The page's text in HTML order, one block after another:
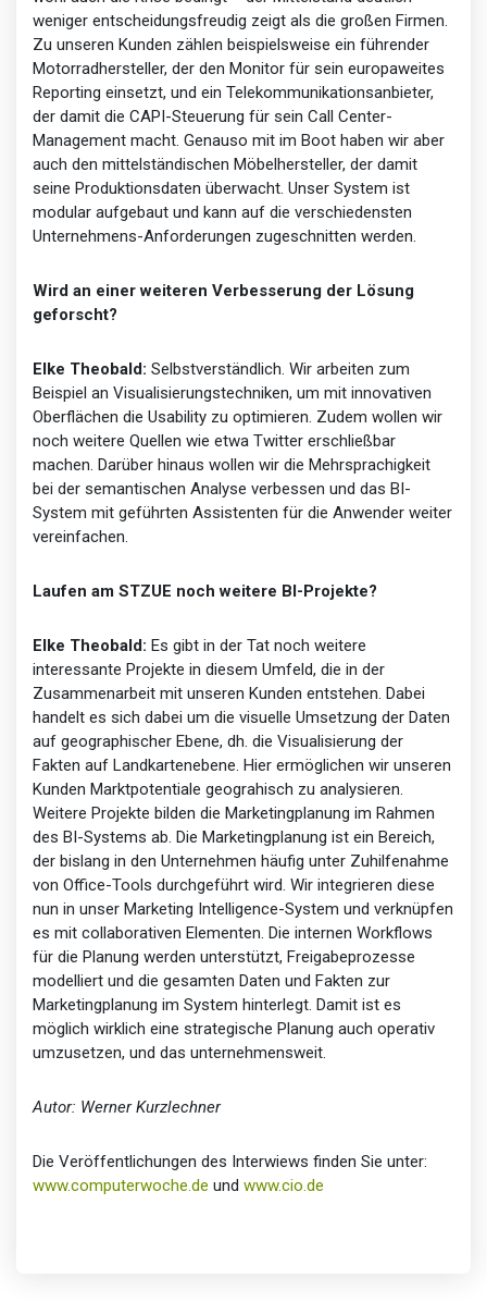
weniger entscheidungsfreudig zeigt als die großen Firmen.
Zu unseren Kunden zählen beispielsweise ein führender
Motorradhersteller, der den Monitor für sein europaweites
Reporting einsetzt, und ein Telekommunikationsanbieter,
der damit die CAPI-Steuerung für sein Call Center-
Management macht. Genauso mit im Boot haben wir aber
auch den mittelständischen Möbelhersteller, der damit
seine Produktionsdaten überwacht. Unser System ist
modular aufgebaut und kann auf die verschiedensten
Unternehmens-Anforderungen zugeschnitten werden.
Wird an einer weiteren Verbesserung der Lösung
geforscht?
Elke Theobald: Selbstverständlich. Wir arbeiten zum
Beispiel an Visualisierungstechniken, um mit innovativen
Oberflächen die Usability zu optimieren. Zudem wollen wir
noch weitere Quellen wie etwa Twitter erschließbar
machen. Darüber hinaus wollen wir die Mehrsprachigkeit
bei der semantischen Analyse verbessen und das BI-
System mit geführten Assistenten für die Anwender weiter
vereinfachen.
Laufen am STZUE noch weitere BI-Projekte?
Elke Theobald: Es gibt in der Tat noch weitere
interessante Projekte in diesem Umfeld, die in der
Zusammenarbeit mit unseren Kunden entstehen. Dabei
handelt es sich dabei um die visuelle Umsetzung der Daten
auf geographischer Ebene, dh. die Visualisierung der
Fakten auf Landkartenebene. Hier ermöglichen wir unseren
Kunden Marktpotentiale geograhisch zu analysieren.
Weitere Projekte bilden die Marketingplanung im Rahmen
des BI-Systems ab. Die Marketingplanung ist ein Bereich,
der bislang in den Unternehmen häufig unter Zuhilfenahme
von Office-Tools durchgeführt wird. Wir integrieren diese
nun in unser Marketing Intelligence-System und verknüpfen
es mit collaborativen Elementen. Die internen Workflows
für die Planung werden unterstützt, Freigabeprozesse
modelliert und die gesamten Daten und Fakten zur
Marketingplanung im System hinterlegt. Damit ist es
möglich wirklich eine strategische Planung auch operativ
umzusetzen, und das unternehmensweit.
Autor: Werner Kurzlechner
Die Veröffentlichungen des Interwiews finden Sie unter:
www.computerwoche.de und www.cio.de